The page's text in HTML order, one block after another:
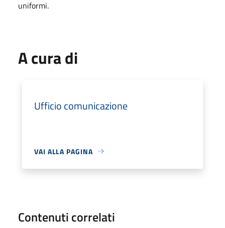
uniformi.
A cura di
Ufficio comunicazione
VAI ALLA PAGINA
Contenuti correlati